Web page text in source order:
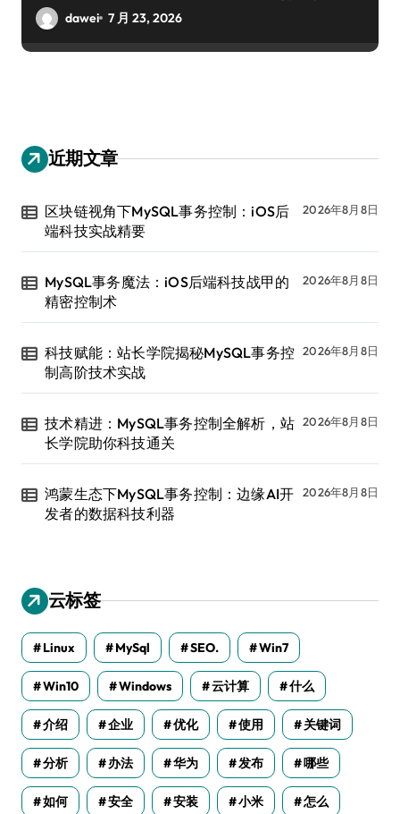
dawei 7 月 23, 2026
近期文章
区块链视角下MySQL事务控制：iOS后
端科技实战精要
2026年8月8日
MySQL事务魔法：iOS后端科技战甲的
精密控制术
2026年8月8日
科技赋能：站长学院揭秘MySQL事务控
制高阶技术实战
2026年8月8日
技术精进：MySQL事务控制全解析，站
长学院助你科技通关
2026年8月8日
鸿蒙生态下MySQL事务控制：边缘AI开
发者的数据科技利器
2026年8月8日
云标签
Linux MySql SEO. Win7
Win10 Windows 云计算 什么
介绍 企业 优化 使用 关键词
分析 办法 华为 发布 哪些
如何 安全 安装 小米 怎么